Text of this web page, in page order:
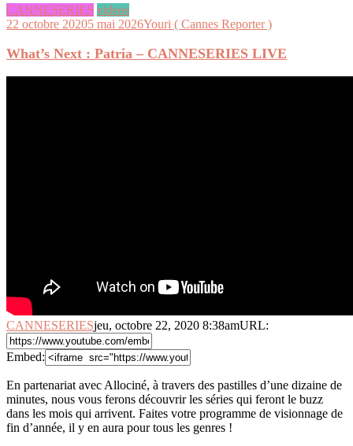
CANNESERIES videos
22 octobre 20205 mai 2026Youri ( Cannes Reporter )
What’s Next : Patria – CANNESERIES LIVE
CANNESERIESjeu, octobre 22, 2020 8:38amURL:
Embed:
En partenariat avec Allociné, à travers des pastilles d’une dizaine de
minutes, nous vous ferons découvrir les séries qui feront le buzz
dans les mois qui arrivent. Faites votre programme de visionnage de
fin d’année, il y en aura pour tous les genres !